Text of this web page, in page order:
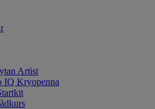
Artist
IQ Kryopenna